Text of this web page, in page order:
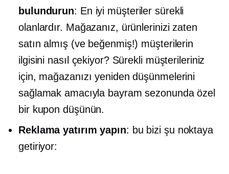
bulundurun: En iyi müşteriler sürekli
olanlardır. Mağazanız, ürünlerinizi zaten
satın almış (ve beğenmiş!) müşterilerin
ilgisini nasıl çekiyor? Sürekli müşterileriniz
için, mağazanızı yeniden düşünmelerini
sağlamak amacıyla bayram sezonunda özel
bir kupon düşünün.
Reklama yatırım yapın: bu bizi şu noktaya
getiriyor: